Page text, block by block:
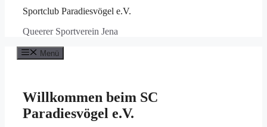
springenSportclub Paradiesvögel e.V.
Queerer Sportverein Jena
Menü
Willkommen beim SC
Paradiesvögel e.V.